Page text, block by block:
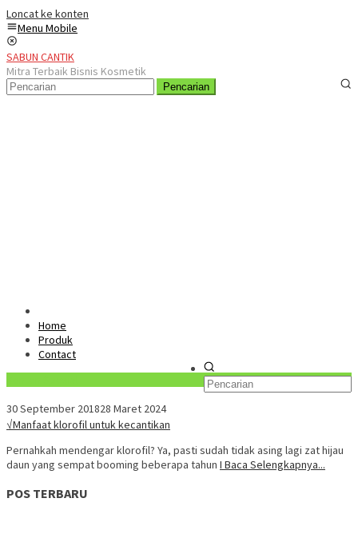
Loncat ke konten
Menu Mobile
SABUN CANTIK
Mitra Terbaik Bisnis Kosmetik
Pencarian
Home
Produk
Contact
30 September 201828 Maret 2024
√Manfaat klorofil untuk kecantikan
Pernahkah mendengar klorofil? Ya, pasti sudah tidak asing lagi zat hijau
daun yang sempat booming beberapa tahun I Baca Selengkapnya...
POS TERBARU